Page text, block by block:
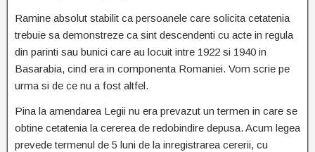
Ramine absolut stabilit ca persoanele care solicita cetatenia
trebuie sa demonstreze ca sint descendenti cu acte in regula
din parinti sau bunici care au locuit intre 1922 si 1940 in
Basarabia, cind era in componenta Romaniei. Vom scrie pe
urma si de ce nu a fost altfel.
Pina la amendarea Legii nu era prevazut un termen in care se
obtine cetatenia la cererea de redobindire depusa. Acum legea
prevede termenul de 5 luni de la inregistrarea cererii, cu